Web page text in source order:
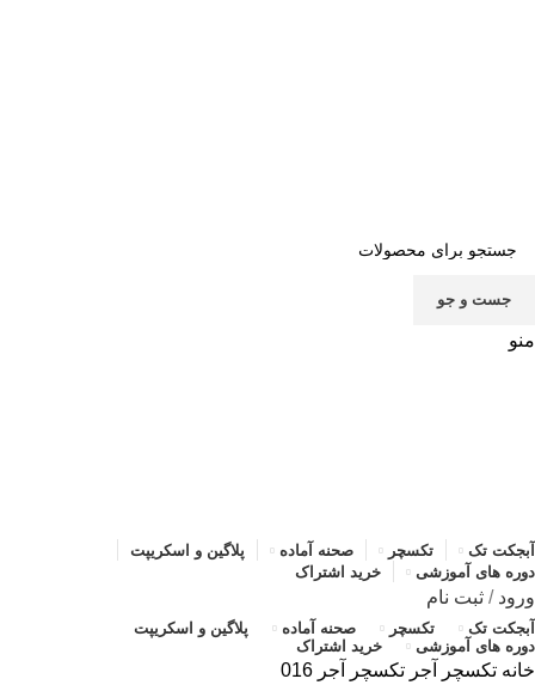
جست و جو
منو
آبجکت تک تکسچر صحنه آماده
پلاگین و اسکریپت
دوره های آموزشی
خرید اشتراک
ورود / ثبت نام
آبجکت تک تکسچر صحنه آماده
پلاگین و اسکریپت
دوره های آموزشی
خرید اشتراک
خانه تکسچر آجر تکسچر آجر 016